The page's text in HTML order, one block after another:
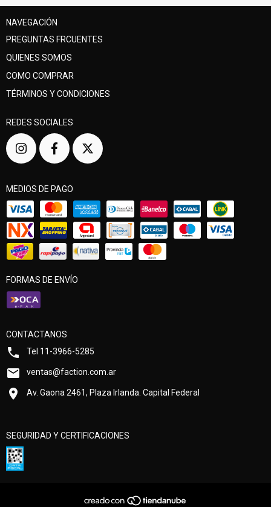
NAVEGACIÓN
PREGUNTAS FRCUENTES
QUIENES SOMOS
COMO COMPRAR
TÉRMINOS Y CONDICIONES
REDES SOCIALES
MEDIOS DE PAGO
FORMAS DE ENVÍO
CONTACTANOS
Tel 11-3966-5285
ventas@faction.com.ar
Av. Gaona 2461, Plaza Irlanda. Capital Federal
SEGURIDAD Y CERTIFICACIONES